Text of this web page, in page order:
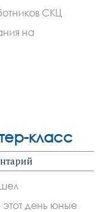
СКЦ
на
класс
день юные